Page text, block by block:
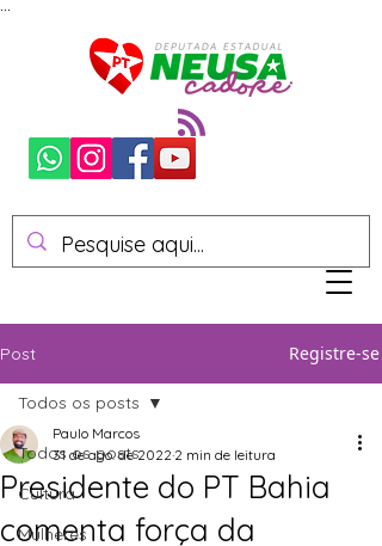
Post Registre-se
Todos os posts
Cultura
Mulheres
Todos os posts
Presidente do PT Bahia
comenta força da
Paulo Marcos
31 de ago. de 2022 2 min de leitura